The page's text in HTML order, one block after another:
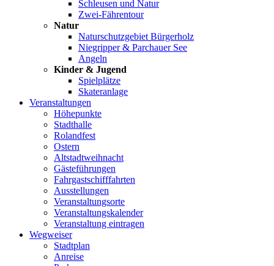
Schleusen und Natur
Zwei-Fährentour
Natur
Naturschutzgebiet Bürgerholz
Niegripper & Parchauer See
Angeln
Kinder & Jugend
Spielplätze
Skateranlage
Veranstaltungen
Höhepunkte
Stadthalle
Rolandfest
Ostern
Altstadtweihnacht
Gästeführungen
Fahrgastschifffahrten
Ausstellungen
Veranstaltungsorte
Veranstaltungskalender
Veranstaltung eintragen
Wegweiser
Stadtplan
Anreise